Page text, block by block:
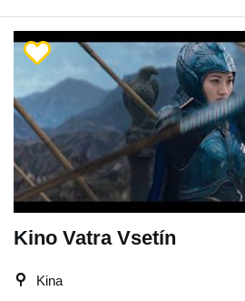
Kino Vatra Vsetín
Kina